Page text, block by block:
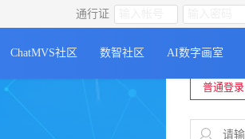
通行证
ChatMVS社区 数智社区 AI数字画室
还没有账号？
普通登录